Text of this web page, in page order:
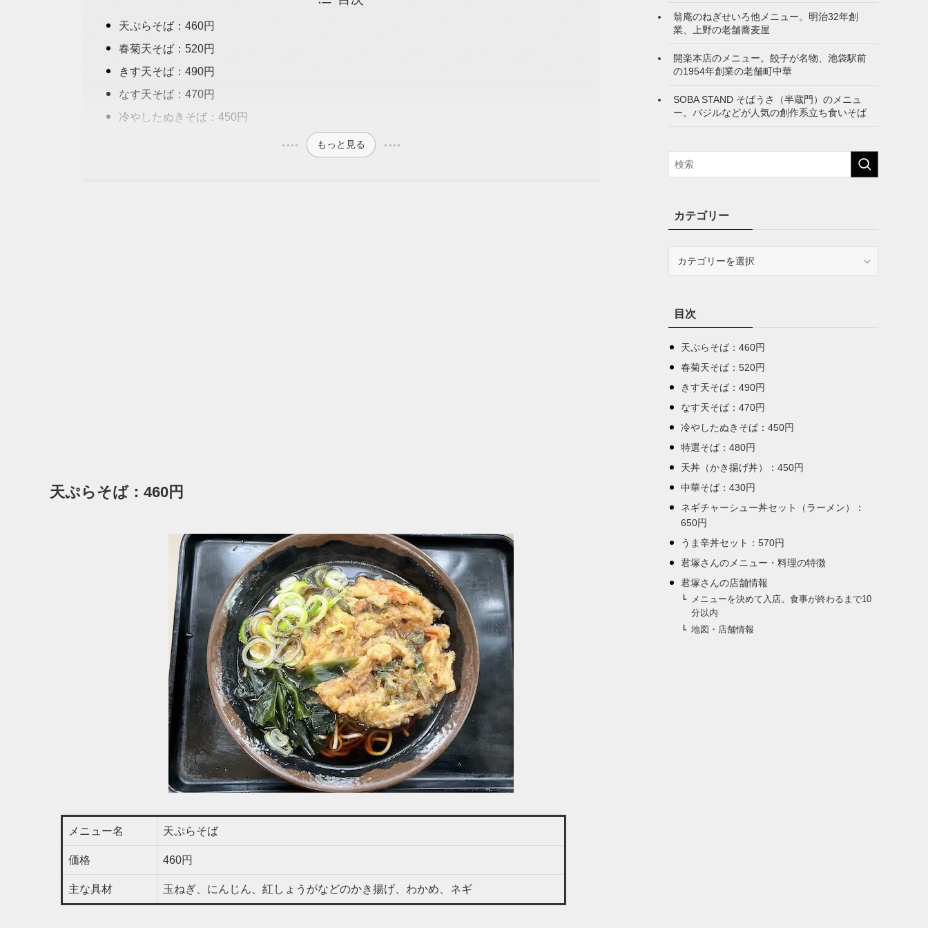
天ぷらそば：460円
春菊天そば：520円
きす天そば：490円
なす天そば：470円
冷やしたぬきそば：450円
もっと見る
天ぷらそば：460円
メニュー名 天ぷらそば
価格 460円
主な具材 玉ねぎ、にんじん、紅しょうがなどのかき揚げ、わかめ、ネギ
翁庵のねぎせいろ他メニュー。明治32年創
業、上野の老舗蕎麦屋
開楽本店のメニュー。餃子が名物、池袋駅前
の1954年創業の老舗町中華
SOBA STAND そばうさ（半蔵門）のメニュ
ー。バジルなどが人気の創作系立ち食いそば
カテゴリー
ー目次
天ぷらそば：460円
春菊天そば：520円
きす天そば：490円
なす天そば：470円
冷やしたぬきそば：450円
特選そば：480円
天丼（かき揚げ丼）：450円
中華そば：430円
ネギチャーシュー丼セット（ラーメン）：
650円
うま辛丼セット：570円
君塚さんのメニュー・料理の特徴
君塚さんの店舗情報
メニューを決めて入店。食事が終わるまで10
分以内
地図・店舗情報